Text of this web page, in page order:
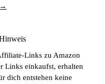
Links zu Amazon
Links einkaufst, erhalten
dich entstehen keine